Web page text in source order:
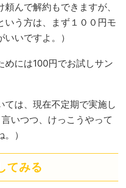
んで解約もできますが、
いう方は、まず１００円モ
いですよ。）
めには100円でお試しサン
ては、現在不定期で実施し
いつつ、けっこうやって
）
てみる